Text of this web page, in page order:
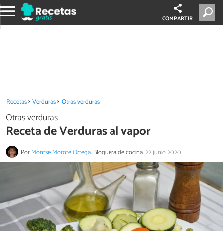
COMPARTIR
Recetas Verduras Otras verduras
Otras verduras
Receta de Verduras al vapor
PorMontse Morote Ortega, Bloguera de cocina.22 junio 2020